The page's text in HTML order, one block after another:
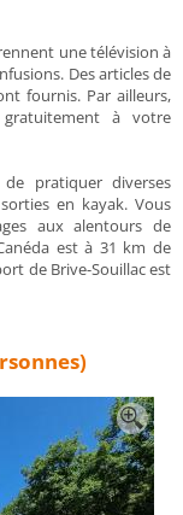
une télévision à
Des articles de
fournis. Par ailleurs,
gratuitement à votre
pratiquer diverses
en kayak. Vous
aux alentours de
est à 31 km de
de Brive-Souillac est